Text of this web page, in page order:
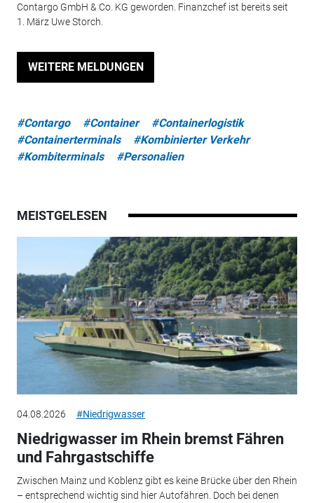
Contargo GmbH & Co. KG geworden. Finanzchef ist bereits seit
1. März Uwe Storch.
WEITERE MELDUNGEN
#Contargo #Container
#Containerlogistik
#Containerterminals
#Kombinierter Verkehr
#Kombiterminals
#Personalien
MEISTGELESEN
04.08.2026 #Niedrigwasser
Niedrigwasser im Rhein bremst Fähren
und Fahrgastschiffe
Zwischen Mainz und Koblenz gibt es keine Brücke über den Rhein
– entsprechend wichtig sind hier Autofähren. Doch bei denen